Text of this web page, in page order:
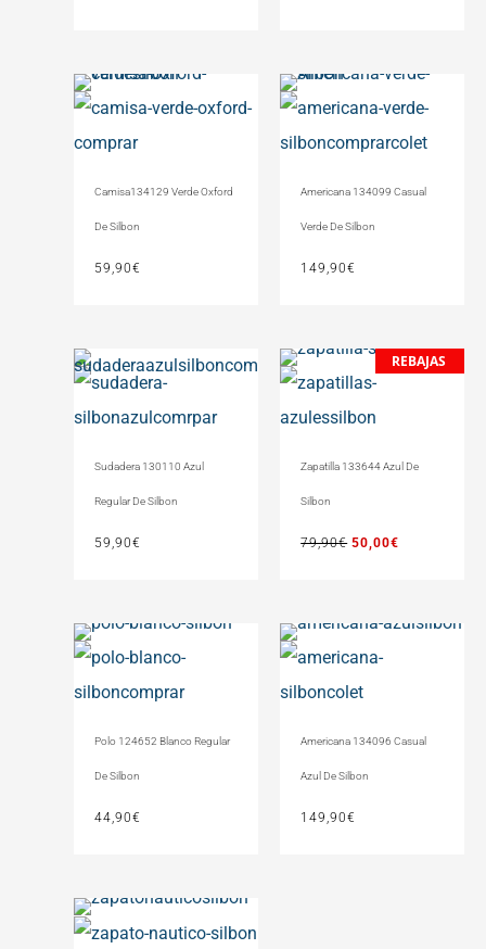
Camisa134129 Verde Oxford
De Silbon
59,90€
Americana 134099 Casual
Verde De Silbon
149,90€
Sudadera 130110 Azul
Regular De Silbon
59,90€
REBAJAS
Zapatilla 133644 Azul De
Silbon
79,90€
precio
original
79,90€.
50,00€
El
50,00€.
Polo 124652 Blanco Regular
De Silbon
44,90€
Americana 134096 Casual
Azul De Silbon
149,90€